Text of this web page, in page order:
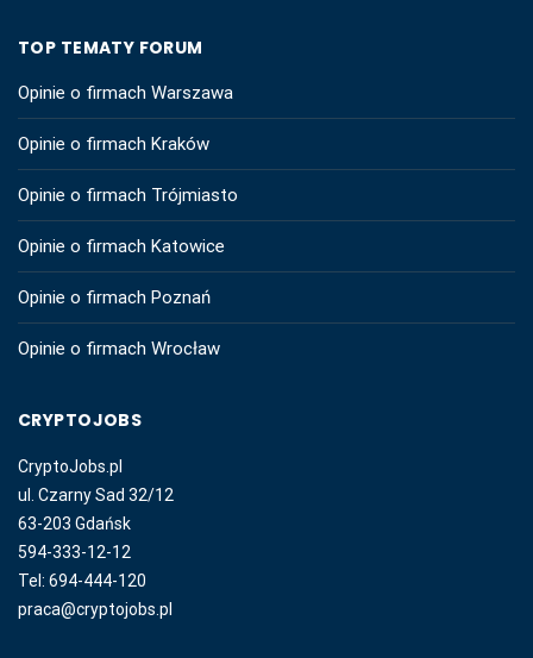
TOP TEMATY FORUM
Opinie o firmach Warszawa
Opinie o firmach Kraków
Opinie o firmach Trójmiasto
Opinie o firmach Katowice
Opinie o firmach Poznań
Opinie o firmach Wrocław
CRYPTOJOBS
CryptoJobs.pl
ul. Czarny Sad 32/12
63-203 Gdańsk
594-333-12-12
Tel: 694-444-120
praca@cryptojobs.pl